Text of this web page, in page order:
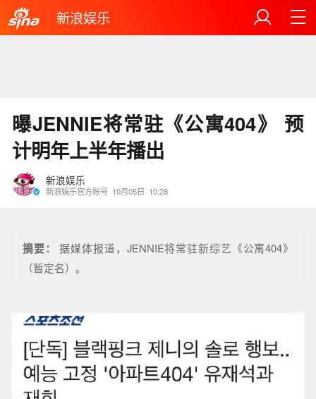
新浪娱乐
曝JENNIE将常驻《公寓404》 预
计明年上半年播出
新浪娱乐
新浪娱乐官方账号 10月05日 10:28
摘要：
据媒体报道，JENNIE将常驻新综艺《公寓404》
（暂定名）。